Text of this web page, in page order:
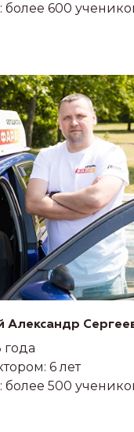
более 600
Александр
года
6 лет
более 500